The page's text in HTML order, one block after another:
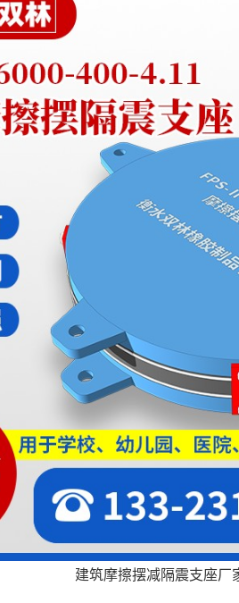
建筑摩擦摆减隔震支座厂